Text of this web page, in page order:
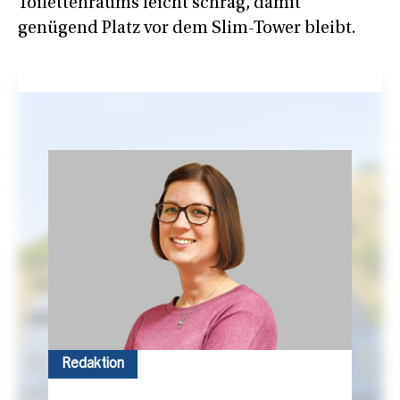
genügend Platz vor dem Slim-Tower bleibt.
Redaktion